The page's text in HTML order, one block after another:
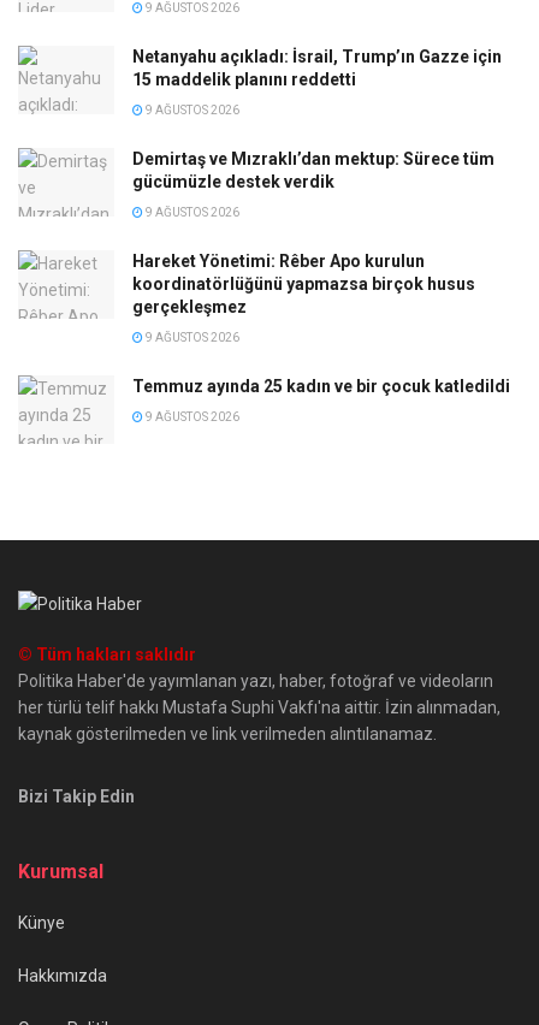
9 AĞUSTOS 2026
Netanyahu açıkladı: İsrail, Trump’ın Gazze için
15 maddelik planını reddetti
9 AĞUSTOS 2026
Demirtaş ve Mızraklı’dan mektup: Sürece tüm
gücümüzle destek verdik
9 AĞUSTOS 2026
Hareket Yönetimi: Rêber Apo kurulun
koordinatörlüğünü yapmazsa birçok husus
gerçekleşmez
9 AĞUSTOS 2026
Temmuz ayında 25 kadın ve bir çocuk katledildi
9 AĞUSTOS 2026
© Tüm hakları saklıdır
Politika Haber'de yayımlanan yazı, haber, fotoğraf ve videoların
her türlü telif hakkı Mustafa Suphi Vakfı'na aittir. İzin alınmadan,
kaynak gösterilmeden ve link verilmeden alıntılanamaz.
Bizi Takip Edin
Kurumsal
Künye
Hakkımızda